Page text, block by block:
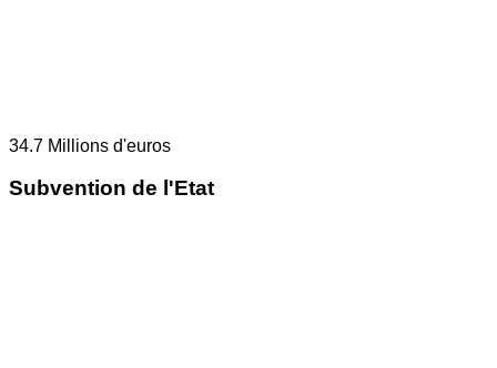
34.7 Millions d'euros
Subvention de l'Etat